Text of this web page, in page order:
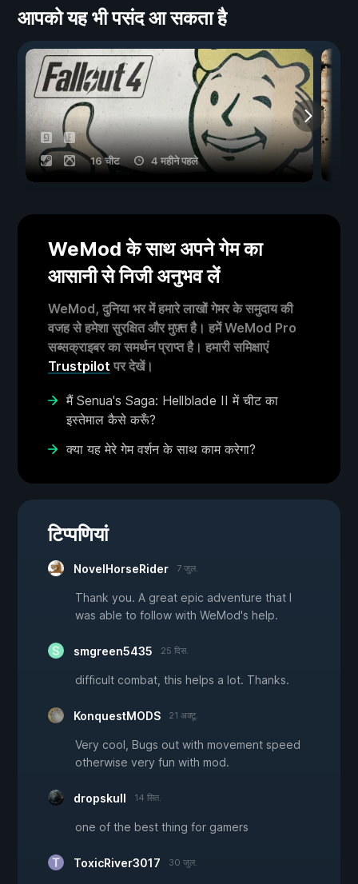
आपको यह भी पसंद आ सकता है
16 चीट 4 महीने पहले
WeMod के साथ अपने गेम का
आसानी से निजी अनुभव लें
WeMod, दुनिया भर में हमारे लाखों गेमर के समुदाय की
वजह से हमेशा सुरक्षित और मुफ़्त है। हमें WeMod Pro
सब्सक्राइबर का समर्थन प्राप्त है। हमारी समिक्षाएं
Trustpilot पर देखें।
मैं Senua's Saga: Hellblade II में चीट का
इस्तेमाल कैसे करूँ?
क्या यह मेरे गेम वर्शन के साथ काम करेगा?
टिप्पणियां
NovelHorseRider 7 जुल.
Thank you. A great epic adventure that I
was able to follow with WeMod's help.
smgreen5435 25 दिस.
difficult combat, this helps a lot. Thanks.
KonquestMODS 21 अक्टू.
Very cool, Bugs out with movement speed
otherwise very fun with mod.
dropskull 14 सित.
one of the best thing for gamers
ToxicRiver3017 30 जुल.